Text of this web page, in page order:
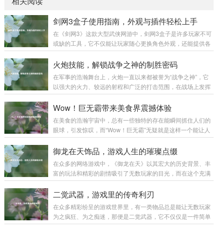
剑网3盒子使用指南，外观与插件轻松上手
在《剑网3》这款大型武侠网游中，剑网3盒子是许多玩家不可
或缺的工具，它不仅能让玩家随心更换角色外观，还能提供各
种实用插件，极大地提升游戏体验,下面就为大家详细介绍剑网
3盒子的使用方法。 下载与安装 你需要前往剑网3盒子的官方
网站，在搜索引擎中输入“剑网3盒子”，认准官方标识的网站进
入，在官网首页，通常会有醒目的“下载”按钮，点击后选择适
合你系统的版本进行下载，下载完成后，找到安装包文件，双
安装在系统盘，以免影响电脑性能...
火炮技能，解锁战争之神的制胜密码
在军事的浩瀚舞台上，火炮一直以来都被誉为“战争之神”，它
以强大的火力、较远的射程和广泛的打击范围，在战场上发挥
着举足轻重的作用，而火炮技能，则是让这尊“战争之神”真正
展现威力的制胜密码。 火炮技能涵盖了多个方面，从最基础的
操作技能到复杂的战术运用,每一个环节都决定着火炮在战场上
能否发挥出最大效能。 操作技能是火炮技能的基石，一名合格
的火炮手，首先要熟练掌握火炮的装填、瞄准和发射等基本操
装填方式和要求，装填的速度和准确性...
Wow！巨无霸带来美食界震撼体验
在美食的浩瀚宇宙中，总有一些独特的存在能瞬间抓住人们的
眼球，引发惊叹，而“Wow！巨无霸”无疑就是这样一个能让人
发出由衷赞叹的美食奇迹。 “Wow！巨无霸”，单是这个名字就
充满了魔力。“Wow”代表着惊叹、震撼，而“巨无霸”则明确了
它的体量与霸气，当它第一次出现在人们的视野中时，那种视
觉上的冲击感就如同看到一座美食小山般，让人忍不住脱口而
出“Wow”。 从外观来看，“Wow！巨无霸”拥有令人咋舌的尺
一座小山丘，那金黄酥...
御龙在天饰品，游戏人生的璀璨点缀
在众多的网络游戏中，《御龙在天》以其宏大的历史背景、丰
富的玩法和精彩的剧情吸引了无数玩家的目光，而在这个充满
热血与激情的游戏世界里，御龙在天饰品宛如一颗颗璀璨的明
珠,为玩家们的游戏体验增添了别样的光彩。 御龙在天饰品不仅
仅是一种装饰，更是实力与身份的象征，从最初级的简单饰品
到高级的珍稀饰品，每一件都承载着玩家的心血与努力，当玩
家初入游戏，那些基础的饰品或许只能提供一些微不足道的属
二觉武器，游戏里的传奇利刃
在众多精彩纷呈的游戏世界里，有一类物品总是能让无数玩家
为之疯狂、为之痴迷，那便是二觉武器，它不仅仅是一件简单
的装备，更是玩家们在游戏征程中的荣耀象征,是实力的具象化